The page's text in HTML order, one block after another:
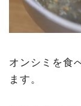
オンシミを食
ます。